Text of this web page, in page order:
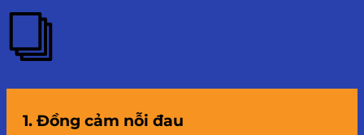
1. Đồng cảm nỗi đau